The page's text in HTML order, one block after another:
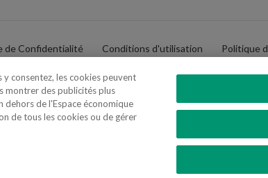
de Confidentialité Conditions d'utilisation Politique
consentez, les cookies peuvent
montrer des publicités plus
de l'Espace économique
de tous les cookies ou de gérer